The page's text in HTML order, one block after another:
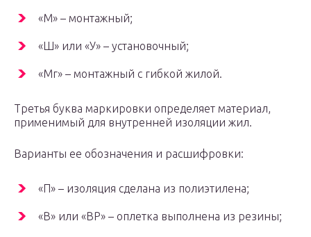
«М» – монтажный;
«Ш» или «У» – установочный;
«Мг» – монтажный с гибкой жилой.
Третья буква маркировки определяет материал,
применимый для внутренней изоляции жил.
Варианты ее обозначения и расшифровки:
«П» – изоляция сделана из полиэтилена;
«В» или «ВР» – оплетка выполнена из резины;